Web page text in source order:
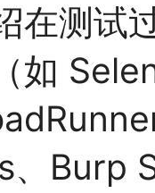
在测试
如
、Burp